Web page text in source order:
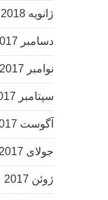
ژانویه 2018
دسامبر 2017
نوامبر 2017
سپتامبر 2017
آگوست 2017
جولای 2017
ژوئن 2017